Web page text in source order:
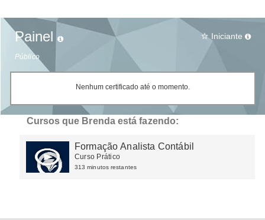
Painel
Público
star_border Iniciante
Nenhum certificado até o momento.
Cursos que Brenda está fazendo:
Formação Analista Contábil
Curso Prático
313 minutos restantes